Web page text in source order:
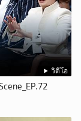
วิดีโอ